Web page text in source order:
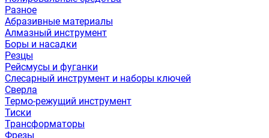
Разное
Абразивные материалы
Алмазный инструмент
Боры и насадки
Резцы
Рейсмусы и фуганки
Слесарный инструмент и наборы ключей
Сверла
Термо-режущий инструмент
Тиски
Трансформаторы
Фрезы